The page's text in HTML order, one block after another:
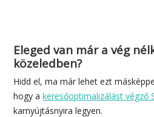
Eleged van már a vég
közeledben?
Hidd el, ma már lehet ezt
hogy akeresőoptimalizálást végző
karnyújtásnyira legyen.